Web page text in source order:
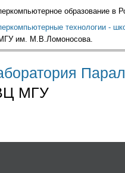
образование в
технологии -
им. М.В.Ломоносова.
МГУ